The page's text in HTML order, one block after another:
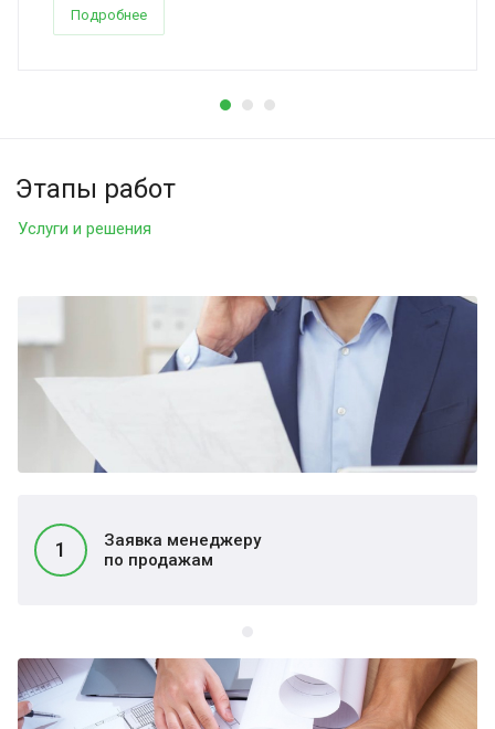
Подробнее
Услуги и решения
Этапы работ
1
Заявка менеджеру
по продажам